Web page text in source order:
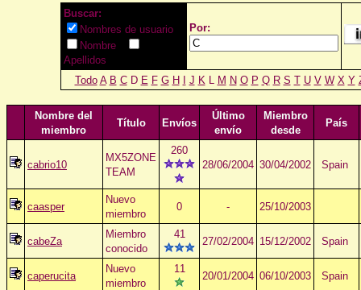
Buscar:
Nombres de usuario
Nombre
Apellidos
Por:
Todo A B CD E F G H J KL M N O P Q R S T U V W X Y
Nombre del
miembro
Título Envíos
Último
envío
Miembro
desde
País
cabrio10
MX5ZONE
TEAM
260
28/06/2004 30/04/2002 Spain
caasper
Nuevo
miembro
0 - 25/10/2003
cabeZa
Miembro
conocido
41
27/02/2004 15/12/2002 Spain
caperucita
Nuevo
miembro
11
20/01/2004 06/10/2003 Spain